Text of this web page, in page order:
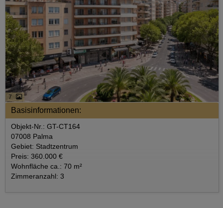
7
Basisinformationen:
Objekt-Nr.: GT-CT164
07008 Palma
Gebiet: Stadtzentrum
Preis: 360.000 €
Wohnfläche ca.: 70 m²
Zimmeranzahl: 3